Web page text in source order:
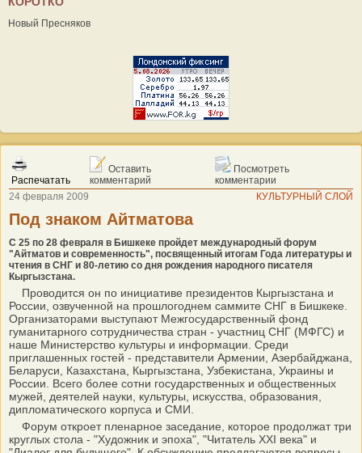
Новый Пресняков
Распечатать
Оставить
комментарий
Посмотреть
комментарии
24 февраля 2009
КУЛЬТУРНЫЙ СЛОЙ
Под знаком Айтматова
С 25 по 28 февраля в Бишкеке пройдет международный форум
"Айтматов и современность", посвященный итогам Года литературы и
чтения в СНГ и 80-летию со дня рождения народного писателя
Кыргызстана.
Проводится он по инициативе президентов Кыргызстана и
России, озвученной на прошлогоднем саммите СНГ в Бишкеке.
Организаторами выступают Межгосударственный фонд
гуманитарного сотрудничества стран - участниц СНГ (МФГС) и
наше Министерство культуры и информации. Среди
приглашенных гостей - представители Армении, Азербайджана,
Беларуси, Казахстана, Кыргызстана, Узбекистана, Украины и
России. Всего более сотни государственных и общественных
мужей, деятелей науки, культуры, искусства, образования,
дипломатического корпуса и СМИ.
Форум откроет пленарное заседание, которое продолжат три
круглых стола - "Художник и эпоха", "Читатель XXI века" и